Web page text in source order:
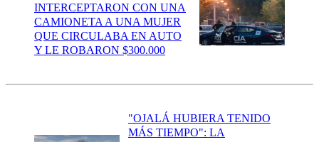
INTERCEPTARON CON UNA
CAMIONETA A UNA MUJER
QUE CIRCULABA EN AUTO
Y LE ROBARON $300.000
"OJALÁ HUBIERA TENIDO
MÁS TIEMPO": LA